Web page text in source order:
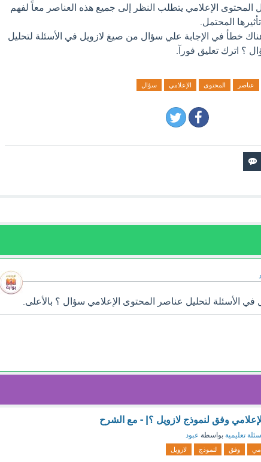
المحتوى الإعلامي يتطلب النظر إلى جميع هذه العناصر معاً لفهم
المحتمل.
خطأ في الإجابة علي سؤال من صيغ لازويل في الأسئلة لتحليل
؟ اترك تعليق فورآ.
عناصر المحتوى الإعلامي سؤال
الأسئلة لتحليل عناصر المحتوى الإعلامي سؤال ؟ بالأعلى.
وفق لنموذج لازويل ؟| - مع الشرح
أسئلة تعليمية بواسطة عبود
وفق لنموذج لازويل